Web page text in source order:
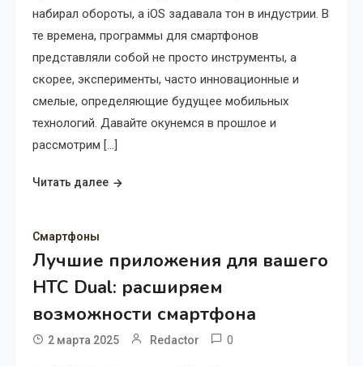
набирал обороты, а iOS задавала тон в индустрии. В
те времена, программы для смартфонов
представляли собой не просто инструменты, а
скорее, эксперименты, часто инновационные и
смелые, определяющие будущее мобильных
технологий. Давайте окунемся в прошлое и
рассмотрим […]
Читать далее
Смартфоны
Лучшие приложения для вашего
HTC Dual: расширяем
возможности смартфона
2 марта 2025 Redactor 0